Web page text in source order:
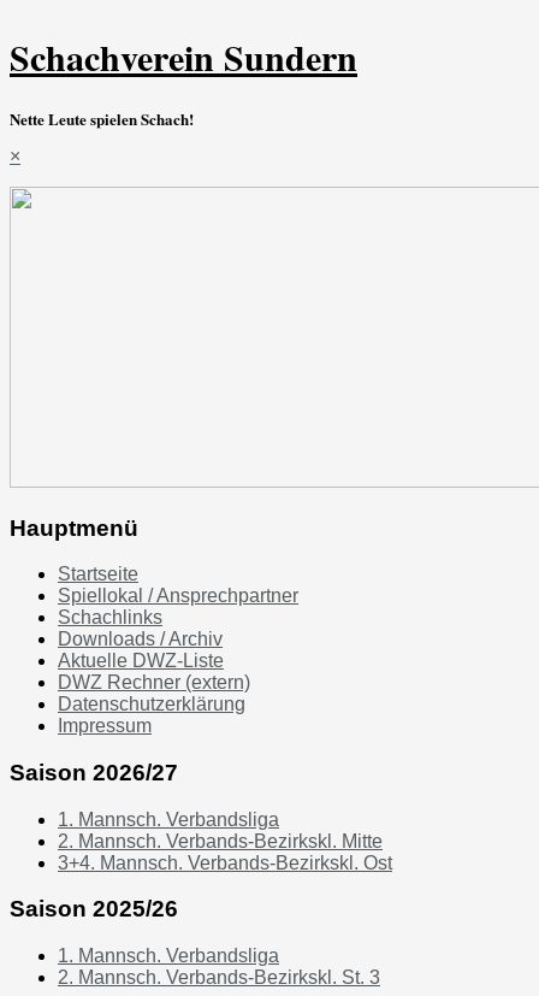
Schachverein Sundern
Nette Leute spielen Schach!
×
Hauptmenü
Startseite
Spiellokal / Ansprechpartner
Schachlinks
Downloads / Archiv
Aktuelle DWZ-Liste
DWZ Rechner (extern)
Datenschutzerklärung
Impressum
Saison 2026/27
1. Mannsch. Verbandsliga
2. Mannsch. Verbands-Bezirkskl. Mitte
3+4. Mannsch. Verbands-Bezirkskl. Ost
Saison 2025/26
1. Mannsch. Verbandsliga
2. Mannsch. Verbands-Bezirkskl. St. 3